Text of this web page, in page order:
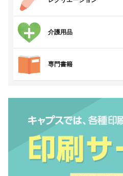
介護用品
専門書籍